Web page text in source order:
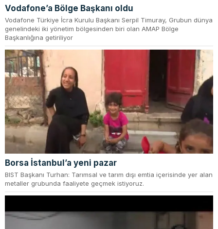
Vodafone’a Bölge Başkanı oldu
Vodafone Türkiye İcra Kurulu Başkanı Serpil Timuray, Grubun dünya
genelindeki iki yönetim bölgesinden biri olan AMAP Bölge
Başkanlığına getiriliyor
Borsa İstanbul’a yeni pazar
BIST Başkanı Turhan: Tarımsal ve tarım dışı emtia içerisinde yer alan
metaller grubunda faaliyete geçmek istiyoruz.